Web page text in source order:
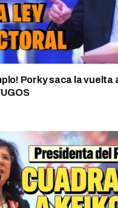
Porky saca la vuelta